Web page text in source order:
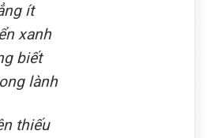
ít
xanh
biết
lành
thiếu